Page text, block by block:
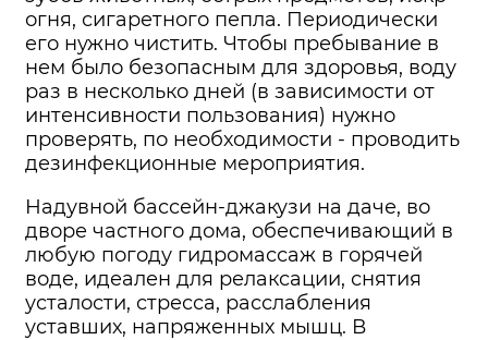
огня, сигаретного пепла. Периодически
его нужно чистить. Чтобы пребывание в
нем было безопасным для здоровья, воду
раз в несколько дней (в зависимости от
интенсивности пользования) нужно
проверять, по необходимости - проводить
дезинфекционные мероприятия.
Надувной бассейн-джакузи на даче, во
дворе частного дома, обеспечивающий в
любую погоду гидромассаж в горячей
воде, идеален для релаксации, снятия
усталости, стресса, расслабления
уставших, напряженных мышц. В